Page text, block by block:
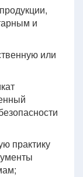
и
или
практику